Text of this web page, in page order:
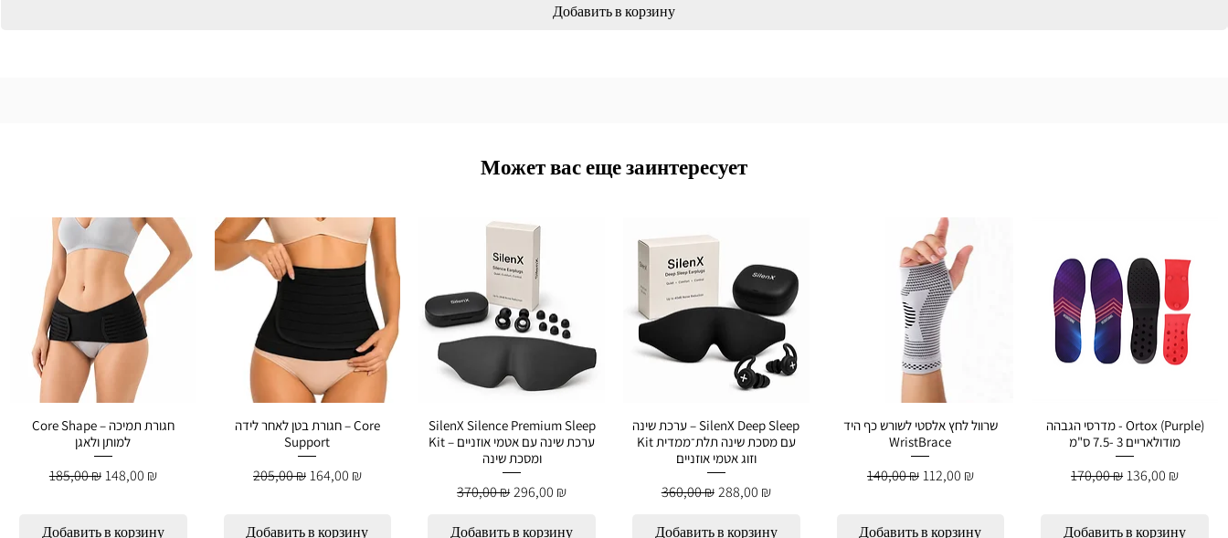
Добавить в корзину
Может вас еще заинтересует
Core Shape – חגורת תמיכה
למותן ולאגן
Обычная цена
185,00 ₪Цена со скидкой
148,00 ₪
Добавить в корзину
חגורת בטן לאחר לידה – Core
Support
Обычная цена
205,00 ₪Цена со скидкой
164,00 ₪
Добавить в корзину
SilenX Silence Premium Sleep
Kit – ערכת שינה עם אטמי אוזניים
ומסכת שינה
Обычная цена
370,00 ₪Цена со скидкой
296,00 ₪
Добавить в корзину
ערכת שינה – SilenX Deep Sleep
Kit עם מסכת שינה תלת־ממדית
וזוג אטמי אוזניים
Обычная цена
360,00 ₪ Цена со скидкой
288,00 ₪
Добавить в корзину
שרוול לחץ אלסטי לשורש כף היד
WristBrace
Обычная цена
140,00 ₪Цена со скидкой
112,00 ₪
Добавить в корзину
מדרסי הגבהה - Ortox (Purple)
מודולאריים 3 -7.5 ס"מ
Обычная цена
170,00 ₪Цена со скидкой
136,00 ₪
Добавить в корзину